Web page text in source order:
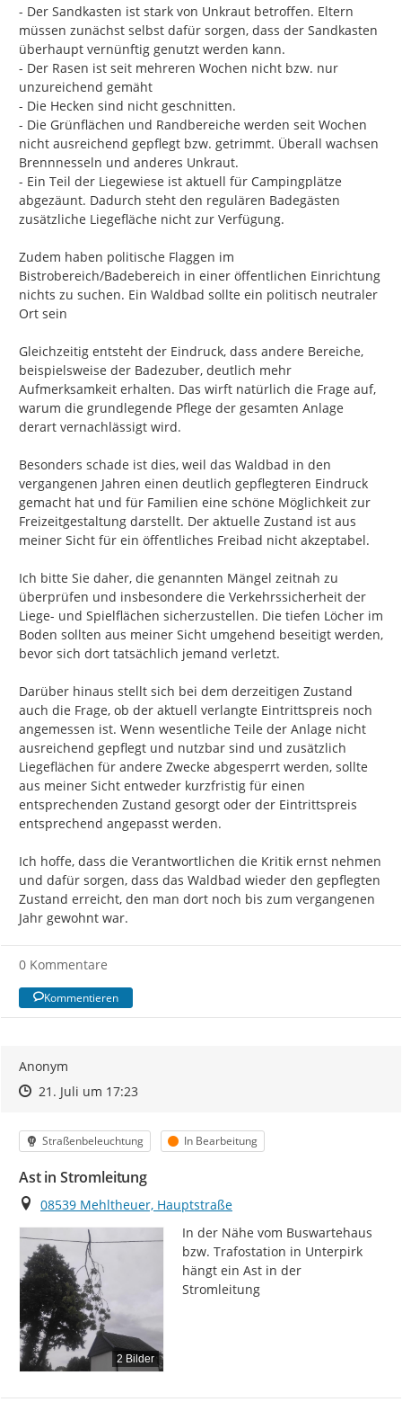
- Der Sandkasten ist stark von Unkraut betroffen. Eltern
müssen zunächst selbst dafür sorgen, dass der Sandkasten
überhaupt vernünftig genutzt werden kann.
- Der Rasen ist seit mehreren Wochen nicht bzw. nur
unzureichend gemäht
- Die Hecken sind nicht geschnitten.
- Die Grünflächen und Randbereiche werden seit Wochen
nicht ausreichend gepflegt bzw. getrimmt. Überall wachsen
Brennnesseln und anderes Unkraut.
- Ein Teil der Liegewiese ist aktuell für Campingplätze
abgezäunt. Dadurch steht den regulären Badegästen
zusätzliche Liegefläche nicht zur Verfügung.
Zudem haben politische Flaggen im
Bistrobereich/Badebereich in einer öffentlichen Einrichtung
nichts zu suchen. Ein Waldbad sollte ein politisch neutraler
Ort sein
Gleichzeitig entsteht der Eindruck, dass andere Bereiche,
beispielsweise der Badezuber, deutlich mehr
Aufmerksamkeit erhalten. Das wirft natürlich die Frage auf,
warum die grundlegende Pflege der gesamten Anlage
derart vernachlässigt wird.
Besonders schade ist dies, weil das Waldbad in den
vergangenen Jahren einen deutlich gepflegteren Eindruck
gemacht hat und für Familien eine schöne Möglichkeit zur
Freizeitgestaltung darstellt. Der aktuelle Zustand ist aus
meiner Sicht für ein öffentliches Freibad nicht akzeptabel.
Ich bitte Sie daher, die genannten Mängel zeitnah zu
überprüfen und insbesondere die Verkehrssicherheit der
Liege- und Spielflächen sicherzustellen. Die tiefen Löcher im
Boden sollten aus meiner Sicht umgehend beseitigt werden,
bevor sich dort tatsächlich jemand verletzt.
Darüber hinaus stellt sich bei dem derzeitigen Zustand
auch die Frage, ob der aktuell verlangte Eintrittspreis noch
angemessen ist. Wenn wesentliche Teile der Anlage nicht
ausreichend gepflegt und nutzbar sind und zusätzlich
Liegeflächen für andere Zwecke abgesperrt werden, sollte
aus meiner Sicht entweder kurzfristig für einen
entsprechenden Zustand gesorgt oder der Eintrittspreis
entsprechend angepasst werden.
Ich hoffe, dass die Verantwortlichen die Kritik ernst nehmen
und dafür sorgen, dass das Waldbad wieder den gepflegten
Zustand erreicht, den man dort noch bis zum vergangenen
Jahr gewohnt war.
0 Kommentare
Kommentieren
Anonym
Zeitpunkt des Erstellens
Zeitpunkt des Erstellens
21. Juli um 17:23Zur Äußerung
Kategorie
Straßenbeleuchtung Status
In Bearbeitung
Ast in Stromleitung
Ort
08539 Mehltheuer, Hauptstraße
2 Bilder
In der Nähe vom Buswartehaus
bzw. Trafostation in Unterpirk
hängt ein Ast in der
Stromleitung